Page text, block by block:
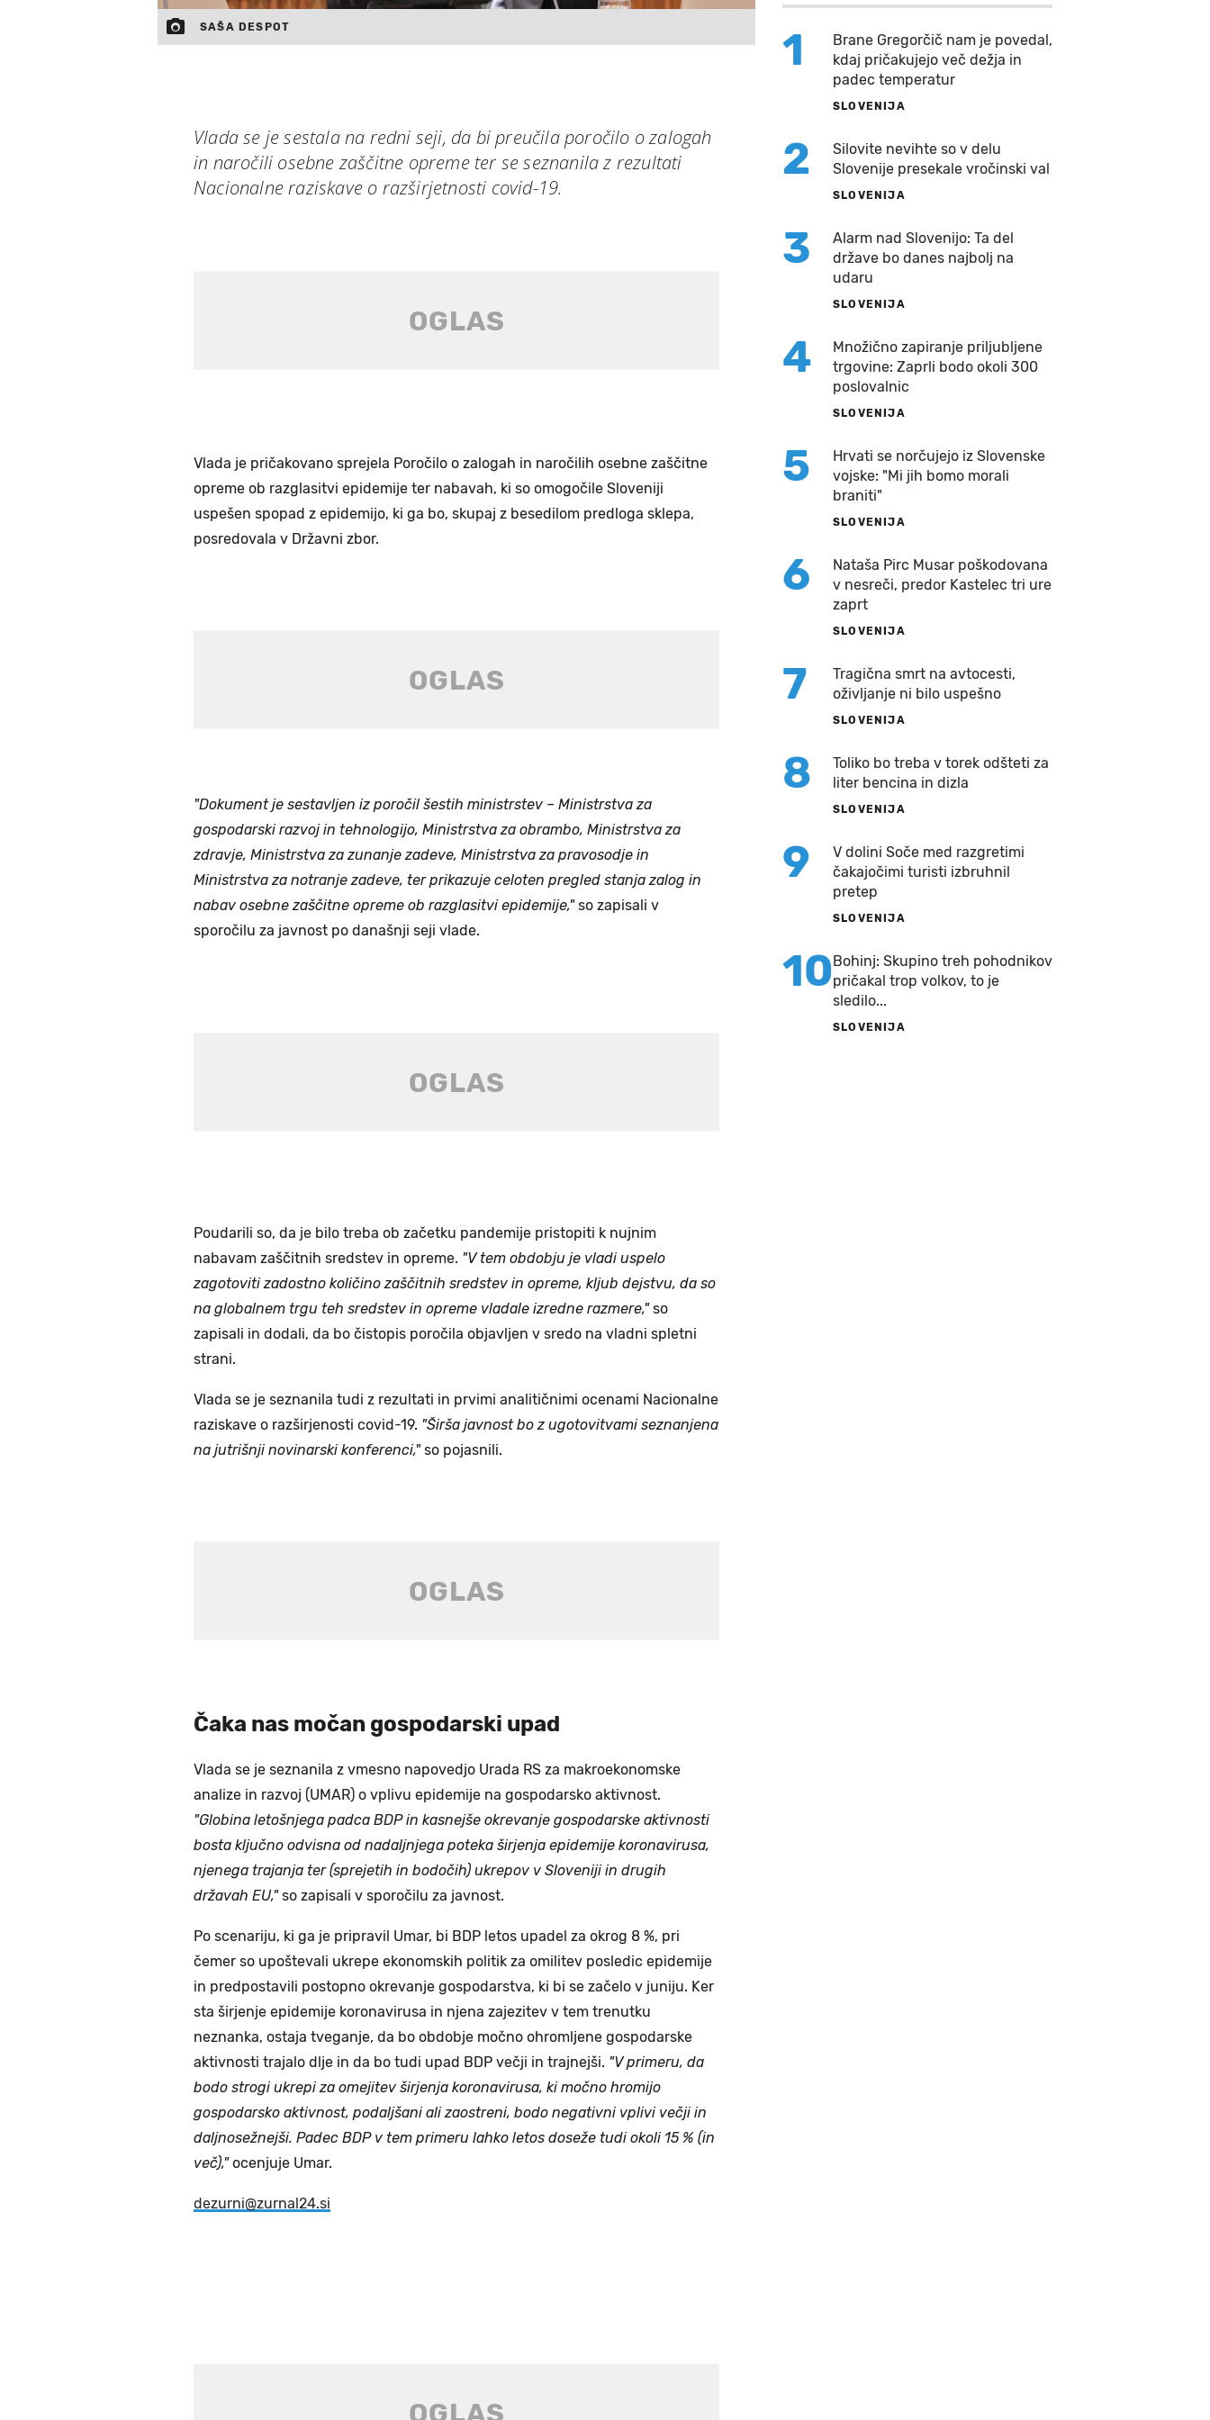
SAŠA DESPOT
Vlada se je sestala na redni seji, da bi preučila poročilo o zalogah
in naročili osebne zaščitne opreme ter se seznanila z rezultati
Nacionalne raziskave o razširjetnosti covid-19.
Vlada je pričakovano sprejela Poročilo o zalogah in naročilih osebne zaščitne
opreme ob razglasitvi epidemije ter nabavah, ki so omogočile Sloveniji
uspešen spopad z epidemijo, ki ga bo, skupaj z besedilom predloga sklepa,
posredovala v Državni zbor.
"Dokument je sestavljen iz poročil šestih ministrstev – Ministrstva za
gospodarski razvoj in tehnologijo, Ministrstva za obrambo, Ministrstva za
zdravje, Ministrstva za zunanje zadeve, Ministrstva za pravosodje in
Ministrstva za notranje zadeve, ter prikazuje celoten pregled stanja zalog in
nabav osebne zaščitne opreme ob razglasitvi epidemije,"so zapisali v
sporočilu za javnost po današnji seji vlade.
Poudarili so, da je bilo treba ob začetku pandemije pristopiti k nujnim
nabavam zaščitnih sredstev in opreme. "V tem obdobju je vladi uspelo
zagotoviti zadostno količino zaščitnih sredstev in opreme, kljub dejstvu, da so
na globalnem trgu teh sredstev in opreme vladale izredne razmere,"so
zapisali in dodali, da bo čistopis poročila objavljen v sredo na vladni spletni
strani.
Vlada se je seznanila tudi z rezultati in prvimi analitičnimi ocenami Nacionalne
raziskave o razširjenosti covid-19. "Širša javnost bo z ugotovitvami seznanjena
na jutrišnji novinarski konferenci,"so pojasnili.
Čaka nas močan gospodarski upad
Vlada se je seznanila z vmesno napovedjo Urada RS za makroekonomske
analize in razvoj (UMAR) o vplivu epidemije na gospodarsko aktivnost.
"Globina letošnjega padca BDP in kasnejše okrevanje gospodarske aktivnosti
bosta ključno odvisna od nadaljnjega poteka širjenja epidemije koronavirusa,
njenega trajanja ter (sprejetih in bodočih) ukrepov v Sloveniji in drugih
državah EU,"so zapisali v sporočilu za javnost.
Po scenariju, ki ga je pripravil Umar, bi BDP letos upadel za okrog 8 %, pri
čemer so upoštevali ukrepe ekonomskih politik za omilitev posledic epidemije
in predpostavili postopno okrevanje gospodarstva, ki bi se začelo v juniju. Ker
sta širjenje epidemije koronavirusa in njena zajezitev v tem trenutku
neznanka, ostaja tveganje, da bo obdobje močno ohromljene gospodarske
aktivnosti trajalo dlje in da bo tudi upad BDP večji in trajnejši. "V primeru, da
bodo strogi ukrepi za omejitev širjenja koronavirusa, ki močno hromijo
gospodarsko aktivnost, podaljšani ali zaostreni, bodo negativni vplivi večji in
daljnosežnejši. Padec BDP v tem primeru lahko letos doseže tudi okoli 15 % (in
več),"ocenjuje Umar.
dezurni@zurnal24.si
1
Brane Gregorčič nam je povedal,
kdaj pričakujejo več dežja in
padec temperatur
SLOVENIJA
2
Silovite nevihte so v delu
Slovenije presekale vročinski val
SLOVENIJA
3
Alarm nad Slovenijo: Ta del
države bo danes najbolj na
udaru
SLOVENIJA
4
Množično zapiranje priljubljene
trgovine: Zaprli bodo okoli 300
poslovalnic
SLOVENIJA
5
Hrvati se norčujejo iz Slovenske
vojske: "Mi jih bomo morali
braniti"
SLOVENIJA
6
Nataša Pirc Musar poškodovana
v nesreči, predor Kastelec tri ure
zaprt
SLOVENIJA
7
Tragična smrt na avtocesti,
oživljanje ni bilo uspešno
SLOVENIJA
8
Toliko bo treba v torek odšteti za
liter bencina in dizla
SLOVENIJA
9
V dolini Soče med razgretimi
čakajočimi turisti izbruhnil
pretep
SLOVENIJA
10Bohinj: Skupino treh pohodnikov
pričakal trop volkov, to je
sledilo...
SLOVENIJA